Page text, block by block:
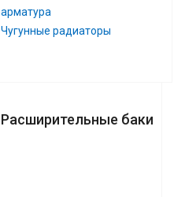
арматура
Чугунные радиаторы
Расширительные баки